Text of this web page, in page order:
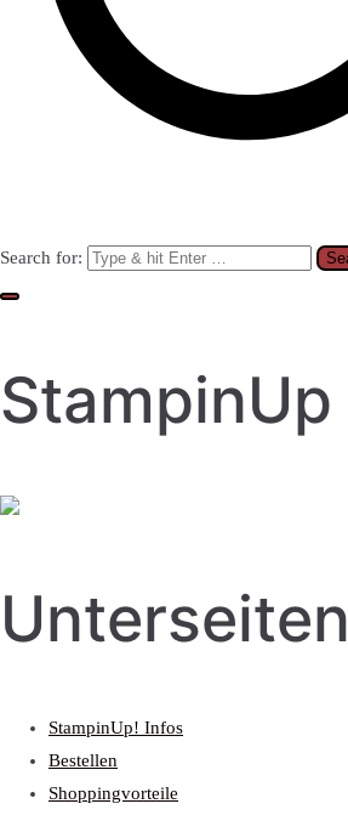
Search for:
StampinUp
Unterseiten
StampinUp! Infos
Bestellen
Shoppingvorteile